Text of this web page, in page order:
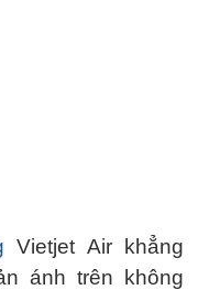
Vietjet Air khẳng
ánh trên không